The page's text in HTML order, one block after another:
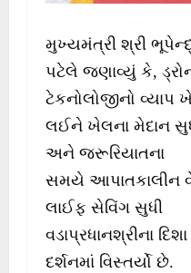
મુખ્યમંત્રી શ્રી
પટેલે જણાવ્યું કે,
ટેકનોલોજીનો વ્યાપ
લઈને ખેલના મેદાન
અને જરૂરિયાતના
સમયે આપાતકાલીન
લાઈફ સેવિંગ સુધી
વડાપ્રધાનશ્રીના દિશા
દર્શનમાં વિસ્તર્યો છે.